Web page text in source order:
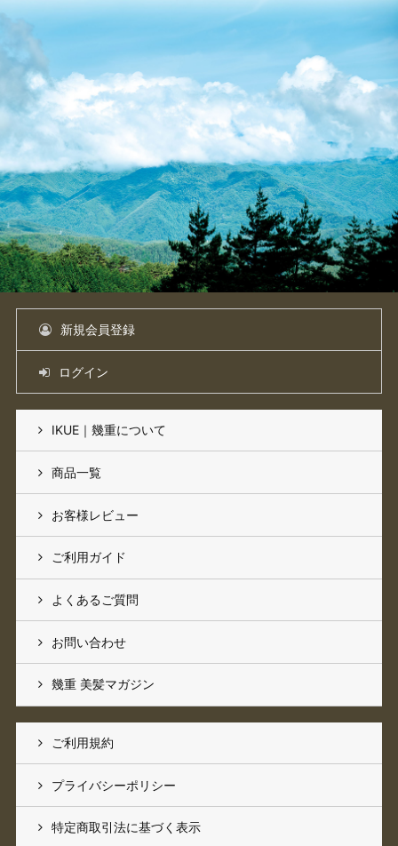
新規会員登録
ログイン
IKUE｜幾重について
商品一覧
お客様レビュー
ご利用ガイド
よくあるご質問
お問い合わせ
幾重 美髪マガジン
ご利用規約
プライバシーポリシー
特定商取引法に基づく表示